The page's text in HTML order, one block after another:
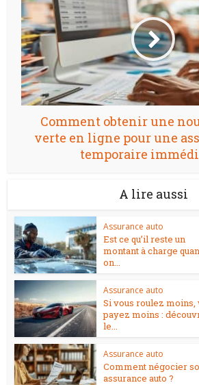
Comment obtenir une
verte en ligne pour une
temporaire
A lire aussi
Assurance auto
Est ce qu’il reste un
montant à charge
on...
Assurance auto
Si vous roulez moins,
payez moins :
le...
Assurance auto
Comment négocier
assurance auto ?